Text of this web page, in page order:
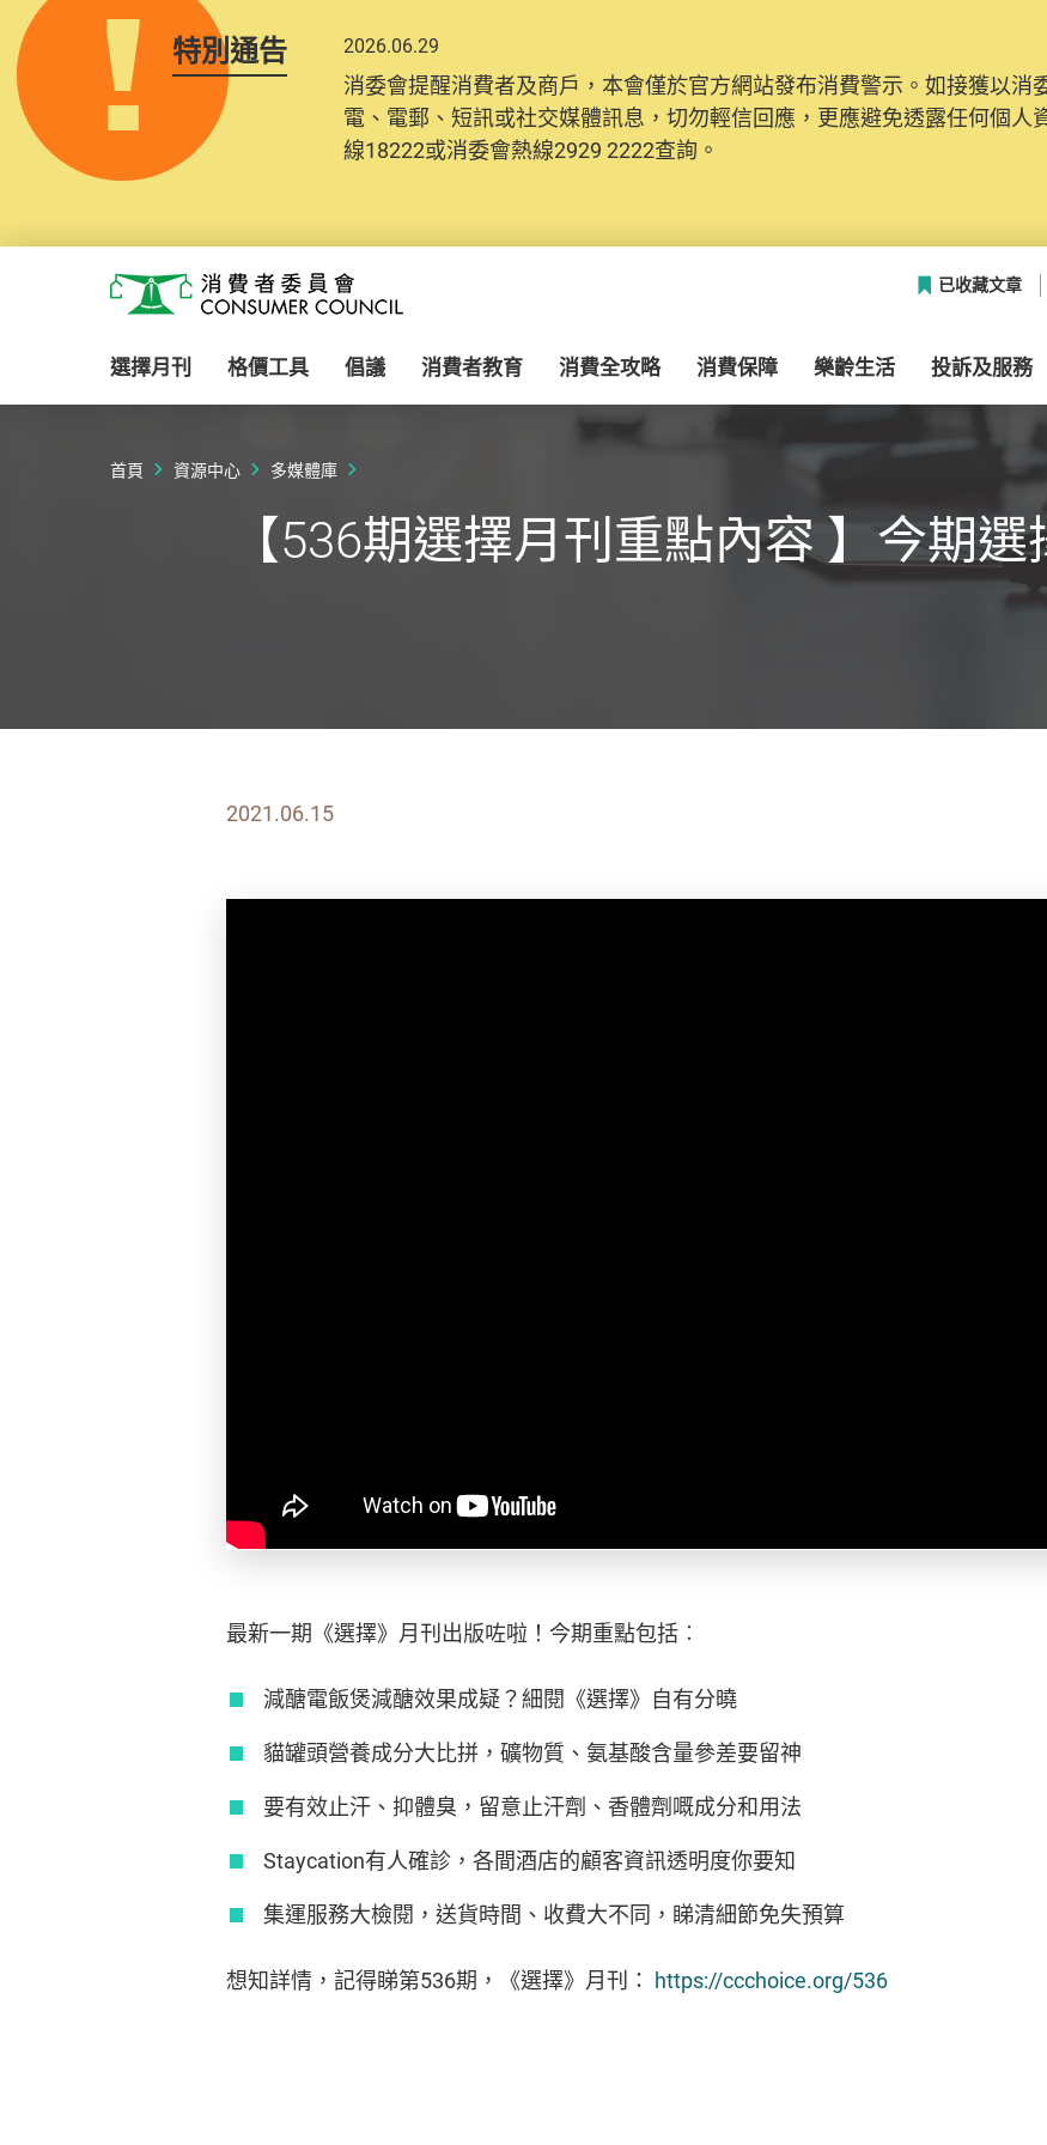
特別通告 2026.06.29
消委會提醒消費者及商戶，本會僅於官方網站發布消費警示。如接獲以消
電、電郵、短訊或社交媒體訊息，切勿輕信回應，更應避免透露任何個人
線18222或消委會熱線2929 2222查詢。
消費者委員會
已收藏文章
選擇月刊 格價工具 倡議 消費者教育 消費全攻略 消費保障 樂齡生活 投訴及服務
首頁 資源中心 多媒體庫
【536期選擇月刊重點內容 】今期
2021.06.15
最新一期《選擇》月刊出版咗啦！今期重點包括︰
減醣電飯煲減醣效果成疑？細閱《選擇》自有分曉
貓罐頭營養成分大比拼，礦物質、氨基酸含量參差要留神
要有效止汗、抑體臭，留意止汗劑、香體劑嘅成分和用法
Staycation有人確診，各間酒店的顧客資訊透明度你要知
集運服務大檢閱，送貨時間、收費大不同，睇清細節免失預算
想知詳情，記得睇第536期，《選擇》月刊： https://ccchoice.org/536